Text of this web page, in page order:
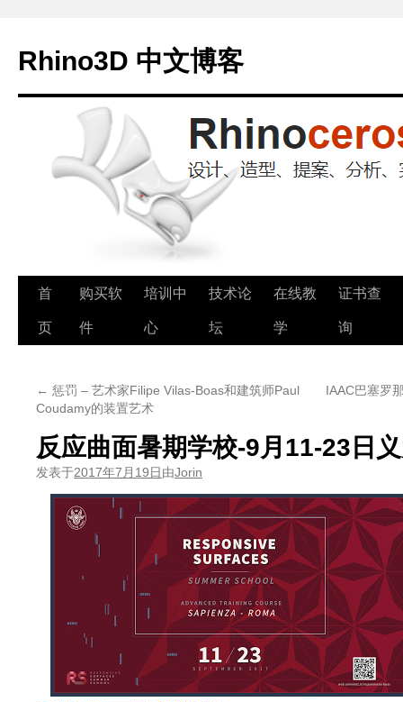
Rhino3D 中文博客
跳
至
首
页
购买软
件
培训中
心
技术论
坛
在线教
学
证书查
询
← 惩罚 – 艺术家Filipe Vilas-Boas和建筑师Paul
Coudamy的装置艺术
IAAC巴塞罗
反应曲面暑期学校-9月11-23日
发表于2017年7月19日由Jorin